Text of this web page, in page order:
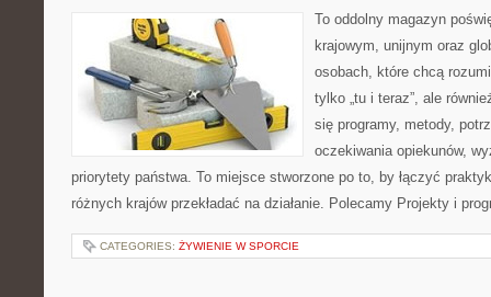
To oddolny magazyn
krajowym, unijnym oraz
osobach, które chcą
tylko „tu i teraz”, ale
się programy, metody,
oczekiwania opiekunów,
priorytety państwa. To miejsce stworzone po to, by łączyć
różnych krajów przekładać na działanie. Polecamy Projekty i
CATEGORIES: ŻYWIENIE W SPORCIE